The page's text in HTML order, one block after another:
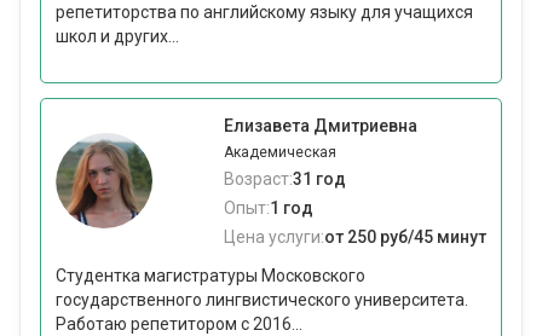
репетиторства по английскому языку для учащихся
школ и других...
Елизавета Дмитриевна
Академическая
Возраст:31 год
Опыт:1 год
Цена услуги:от 250 руб/45 минут
Студентка магистратуры Московского
государственного лингвистического университета.
Работаю репетитором с 2016...